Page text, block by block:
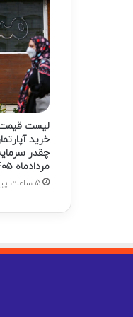
لیست قیمت
چقدر
مردادماه ۱۴۰۵
5 ساعت پیش